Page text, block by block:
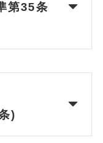
第35条
)